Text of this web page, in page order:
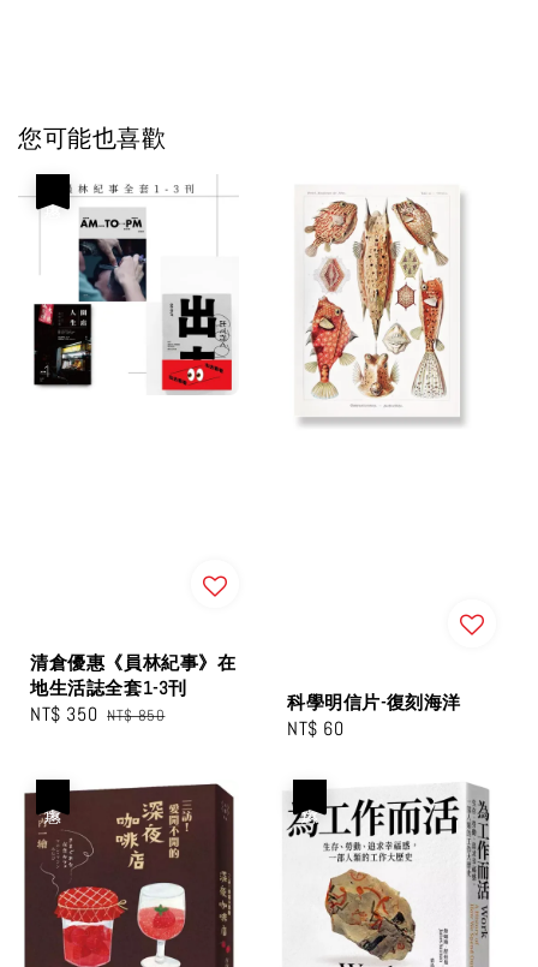
您可能也喜歡
清倉優惠《員林紀事》在
地生活誌全套1-3刊
Sale
NT$ 350 Regular
NT$ 850
科學明信片-復刻海洋
Regular
NT$ 60